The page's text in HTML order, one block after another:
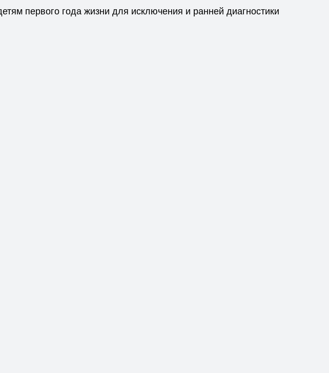
первого года жизни для исключения и ранней диагностики